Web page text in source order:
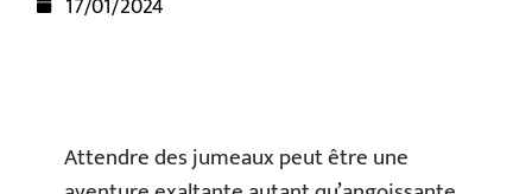
17/01/2024
Attendre des jumeaux peut être une